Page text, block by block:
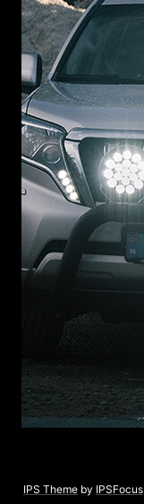
IPS Theme by IPSFocus